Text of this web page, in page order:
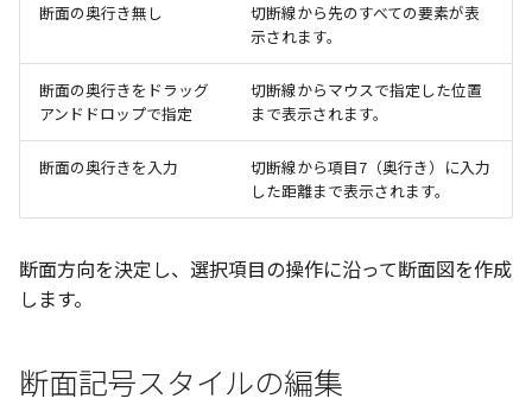
断面の奥行き無し
切断線から先のすべての要素が表
示されます。
断面の奥行きをドラッグ
アンドドロップで指定
切断線からマウスで指定した位置
まで表示されます。
断面の奥行きを入力
切断線から項目7（奥行き）に入力
した距離まで表示されます。
断面方向を決定し、選択項目の操作に沿って断面図を作成
します。
断面記号スタイルの編集